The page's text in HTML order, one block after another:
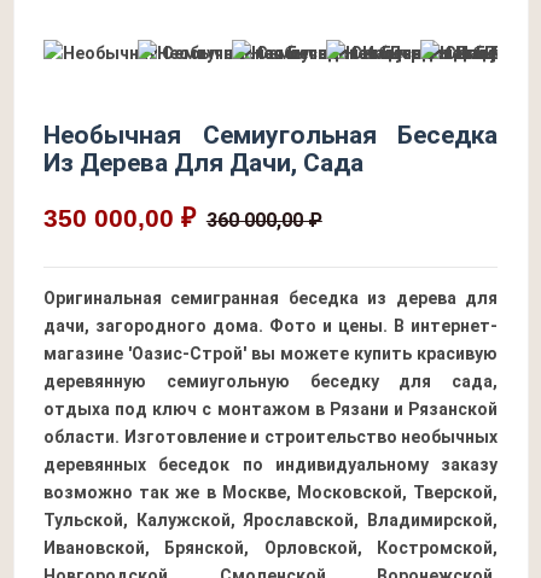
Необычная Семиугольная Беседка
Из Дерева Для Дачи, Сада
350 000,00 ₽ 360 000,00 ₽
Оригинальная семигранная беседка из дерева для
дачи, загородного дома. Фото и цены. В интернет-
магазине 'Оазис-Строй' вы можете купить красивую
деревянную семиугольную беседку для сада,
отдыха под ключ с монтажом в Рязани и Рязанской
области. Изготовление и строительство необычных
деревянных беседок по индивидуальному заказу
возможно так же в Москве, Московской, Тверской,
Тульской, Калужской, Ярославской, Владимирской,
Ивановской, Брянской, Орловской, Костромской,